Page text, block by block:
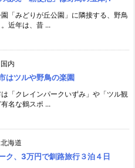
「みどりが丘公園」に隣接する、野鳥
近年は、昔 ...
国内
はツルや野鳥の楽園
「クレインパークいずみ」や「ツル観
名な鶴スポ ...
北海道
ク、3万円で釧路旅行３泊４日